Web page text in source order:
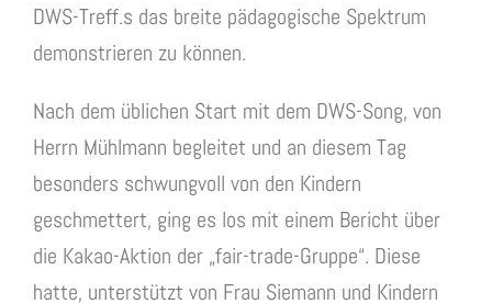
DWS-Treff.s das breite pädagogische Spektrum
demonstrieren zu können.
Nach dem üblichen Start mit dem DWS-Song, von
Herrn Mühlmann begleitet und an diesem Tag
besonders schwungvoll von den Kindern
geschmettert, ging es los mit einem Bericht über
die Kakao-Aktion der „fair-trade-Gruppe“. Diese
hatte, unterstützt von Frau Siemann und Kindern